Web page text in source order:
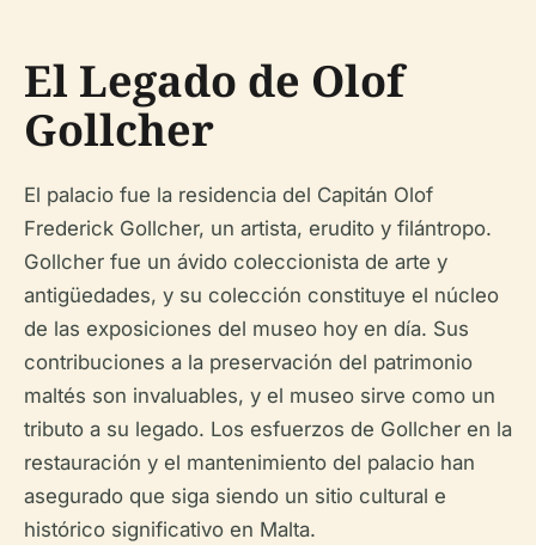
El Legado de Olof
Gollcher
El palacio fue la residencia del Capitán Olof
Frederick Gollcher, un artista, erudito y filántropo.
Gollcher fue un ávido coleccionista de arte y
antigüedades, y su colección constituye el núcleo
de las exposiciones del museo hoy en día. Sus
contribuciones a la preservación del patrimonio
maltés son invaluables, y el museo sirve como un
tributo a su legado. Los esfuerzos de Gollcher en la
restauración y el mantenimiento del palacio han
asegurado que siga siendo un sitio cultural e
histórico significativo en Malta.